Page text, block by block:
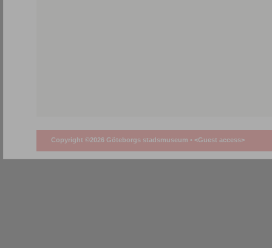
Copyright ©2026 Göteborgs stadsmuseum • <Guest access>